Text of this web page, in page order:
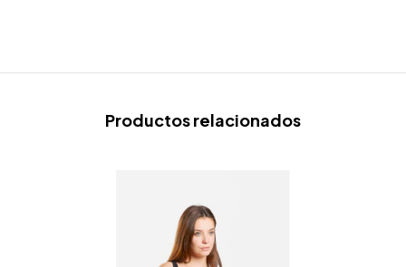
Productos relacionados